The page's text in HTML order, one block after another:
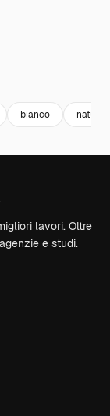
bianco
lavori. Oltre
e studi.